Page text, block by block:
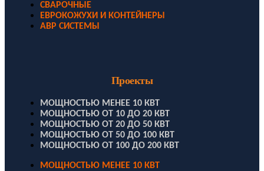
СВАРОЧНЫЕ
ЕВРОКОЖУХИ И КОНТЕЙНЕРЫ
АВР СИСТЕМЫ
Проекты
МОЩНОСТЬЮ МЕНЕЕ 10 КВТ
МОЩНОСТЬЮ ОТ 10 ДО 20 КВТ
МОЩНОСТЬЮ ОТ 20 ДО 50 КВТ
МОЩНОСТЬЮ ОТ 50 ДО 100 КВТ
МОЩНОСТЬЮ ОТ 100 ДО 200 КВТ
МОЩНОСТЬЮ МЕНЕЕ 10 КВТ